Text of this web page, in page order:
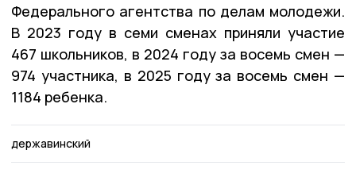
Федерального агентства по делам молодежи.
В 2023 году в семи сменах приняли участие
467 школьников, в 2024 году за восемь смен —
974 участника, в 2025 году за восемь смен —
1184 ребенка.
державинский